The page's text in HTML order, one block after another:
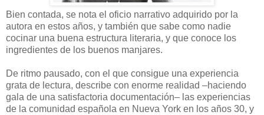
Bien contada, se nota el oficio narrativo adquirido por la
autora en estos años, y también que sabe como nadie
cocinar una buena estructura literaria, y que conoce los
ingredientes de los buenos manjares.
De ritmo pausado, con el que consigue una experiencia
grata de lectura, describe con enorme realidad –haciendo
gala de una satisfactoria documentación– las experiencias
de la comunidad española en Nueva York en los años 30, y